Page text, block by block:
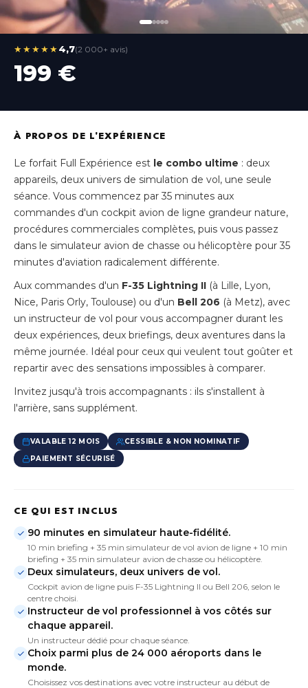
★★★★★4,7(2 000+ avis)
199 €
À PROPOS DE L'EXPÉRIENCE
Le forfait Full Expérience est le combo ultime : deux
appareils, deux univers de simulation de vol, une seule
séance. Vous commencez par 35 minutes aux
commandes d'un cockpit avion de ligne grandeur nature,
procédures commerciales complètes, puis vous passez
dans le simulateur avion de chasse ou hélicoptère pour 35
minutes d'aviation radicalement différente.
Aux commandes d'un F-35 Lightning II (à Lille, Lyon,
Nice, Paris Orly, Toulouse) ou d'un Bell 206 (à Metz), avec
un instructeur de vol pour vous accompagner durant les
deux expériences, deux briefings, deux aventures dans la
même journée. Idéal pour ceux qui veulent tout goûter et
repartir avec des sensations impossibles à comparer.
Invitez jusqu'à trois accompagnants : ils s'installent à
l'arrière, sans supplément.
VALABLE 12 MOIS
CESSIBLE & NON NOMINATIF
PAIEMENT SÉCURISÉ
CE QUI EST INCLUS
90 minutes en simulateur haute-fidélité.
10 min briefing + 35 min simulateur de vol avion de ligne + 10 min
briefing + 35 min simulateur avion de chasse ou hélicoptère.
Deux simulateurs, deux univers de vol.
Cockpit avion de ligne puis F-35 Lightning II ou Bell 206, selon le
centre choisi.
Instructeur de vol professionnel à vos côtés sur
chaque appareil.
Un instructeur dédié pour chaque séance.
Choix parmi plus de 24 000 aéroports dans le
monde.
Choisissez vos destinations avec votre instructeur au début de